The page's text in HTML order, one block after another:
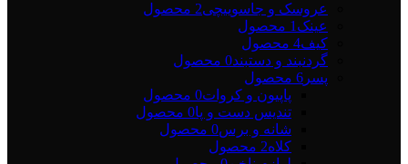
عروسک و جاسوییچی2 محصول
عینک 1 محصول
کیف4 محصول
گردنبند و دستبند0 محصول
پسر 6 محصول
پاپیون و کروات0 محصول
تندیس دست و پا0 محصول
شانه و برس0 محصول
کلاه2 محصول